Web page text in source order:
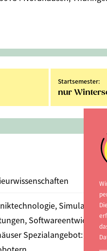
Startsemester:
nur
Simulation
Softwareentwicklung
Spezialangebot: